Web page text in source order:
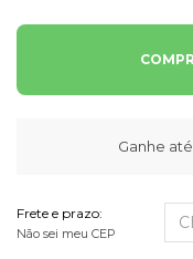
Ganhe até
Frete e prazo:
Não sei meu CEP